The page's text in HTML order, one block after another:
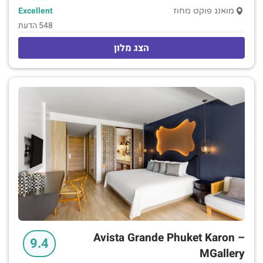
מואנג פוקט מחוז
Excellent
548 הדעת
הצג מלון
Avista Grande Phuket Karon –
MGallery
9.4